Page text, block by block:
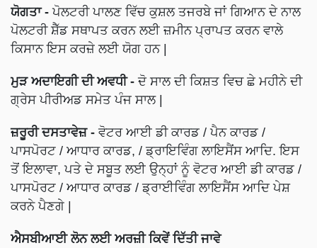
ਯੋਗਤਾ - ਪੋਲਟਰੀ ਪਾਲਣ ਵਿੱਚ ਕੁਸ਼ਲ ਤਜਰਬੇ ਜਾਂ ਗਿਆਨ ਦੇ ਨਾਲ
ਪੋਲਟਰੀ ਸ਼ੈੱਡ ਸਥਾਪਤ ਕਰਨ ਲਈ ਜ਼ਮੀਨ ਪ੍ਰਾਪਤ ਕਰਨ ਵਾਲੇ
ਕਿਸਾਨ ਇਸ ਕਰਜ਼ੇ ਲਈ ਯੋਗ ਹਨ |
ਮੁੜ ਅਦਾਇਗੀ ਦੀ ਅਵਧੀ - ਦੋ ਸਾਲ ਦੀ ਕਿਸ਼ਤ ਵਿਚ ਛੇ ਮਹੀਨੇ ਦੀ
ਗ੍ਰੇਸ ਪੀਰੀਅਡ ਸਮੇਤ ਪੰਜ ਸਾਲ |
ਜ਼ਰੂਰੀ ਦਸਤਾਵੇਜ਼ - ਵੋਟਰ ਆਈ ਡੀ ਕਾਰਡ / ਪੈਨ ਕਾਰਡ /
ਪਾਸਪੋਰਟ / ਆਧਾਰ ਕਾਰਡ, / ਡ੍ਰਾਇਵਿੰਗ ਲਾਇਸੈਂਸ ਆਦਿ. ਇਸ
ਤੋਂ ਇਲਾਵਾ, ਪਤੇ ਦੇ ਸਬੂਤ ਲਈ ਉਨ੍ਹਾਂ ਨੂੰ ਵੋਟਰ ਆਈ ਡੀ ਕਾਰਡ /
ਪਾਸਪੋਰਟ / ਆਧਾਰ ਕਾਰਡ / ਡ੍ਰਾਈਵਿੰਗ ਲਾਇਸੈਂਸ ਆਦਿ ਪੇਸ਼
ਕਰਨੇ ਪੈਣਗੇ |
ਐਸਬੀਆਈ ਲੋਨ ਲਈ ਅਰਜ਼ੀ ਕਿਵੇਂ ਦਿੱਤੀ ਜਾਵੇ